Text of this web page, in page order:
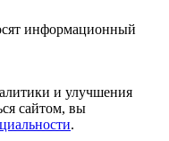
информационный
и улучшения
сайтом, вы
.